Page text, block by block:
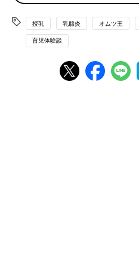
授乳 乳腺炎 オムツ王
育児体験談